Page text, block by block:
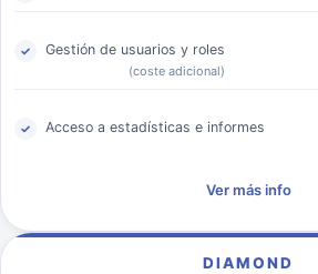
Gestión de usuarios y roles
(coste adicional)
Acceso a estadísticas e informes
Ver más info
DIAMOND